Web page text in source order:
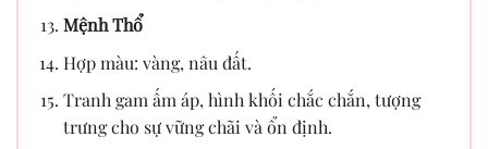
Mệnh Thổ
Hợp màu: vàng, nâu đất.
Tranh gam ấm áp, hình khối chắc chắn, tượng
trưng cho sự vững chãi và ổn định.